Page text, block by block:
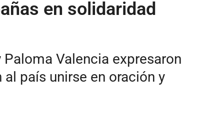
en solidaridad
Valencia expresaron
país unirse en oración y